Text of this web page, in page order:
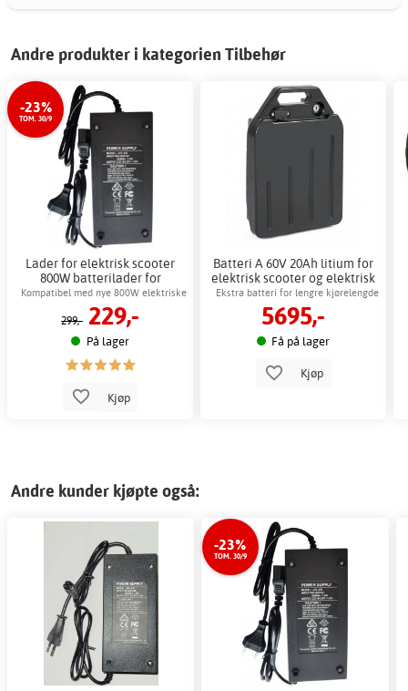
Andre produkter i kategorien Tilbehør
-23%
TOM. 30/9
Lader for elektrisk scooter
800W batterilader for
elektrisk scooter
Kompatibel med nye 800W elektriske
sparkesykler fra Gardeney
299,- 229,-
På lager
Kjøp
Batteri A 60V 20Ah litium for
elektrisk scooter og elektrisk
moped
Ekstra batteri for lengre kjørelengde
og fleksibilitet
5695,-
Få på lager
Kjøp
Andre kunder kjøpte også:
-23%
TOM. 30/9